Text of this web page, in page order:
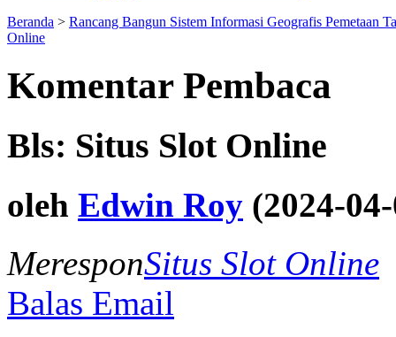
Beranda > Rancang Bangun Sistem Informasi Geografis Pemetaan
Online
Komentar Pembaca
Bls: Situs Slot Online
oleh Edwin Roy (2024-
MeresponSitus Slot Online
Balas Email